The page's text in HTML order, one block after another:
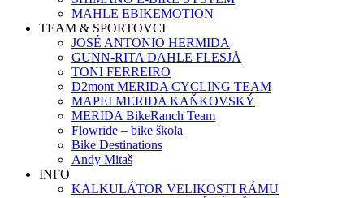
MAHLE EBIKEMOTION
TEAM & SPORTOVCI
JOSÉ ANTONIO HERMIDA
GUNN-RITA DAHLE FLESJÅ
TONI FERREIRO
D2mont MERIDA CYCLING TEAM
MAPEI MERIDA KAŇKOVSKÝ
MERIDA BikeRanch Team
Flowride – bike škola
Bike Destinations
Andy Mitaš
INFO
KALKULÁTOR VELIKOSTI RÁMU